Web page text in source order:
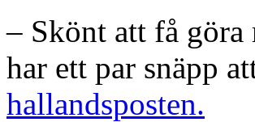
– Skönt att få
har ett par snäpp
hallandsposten.